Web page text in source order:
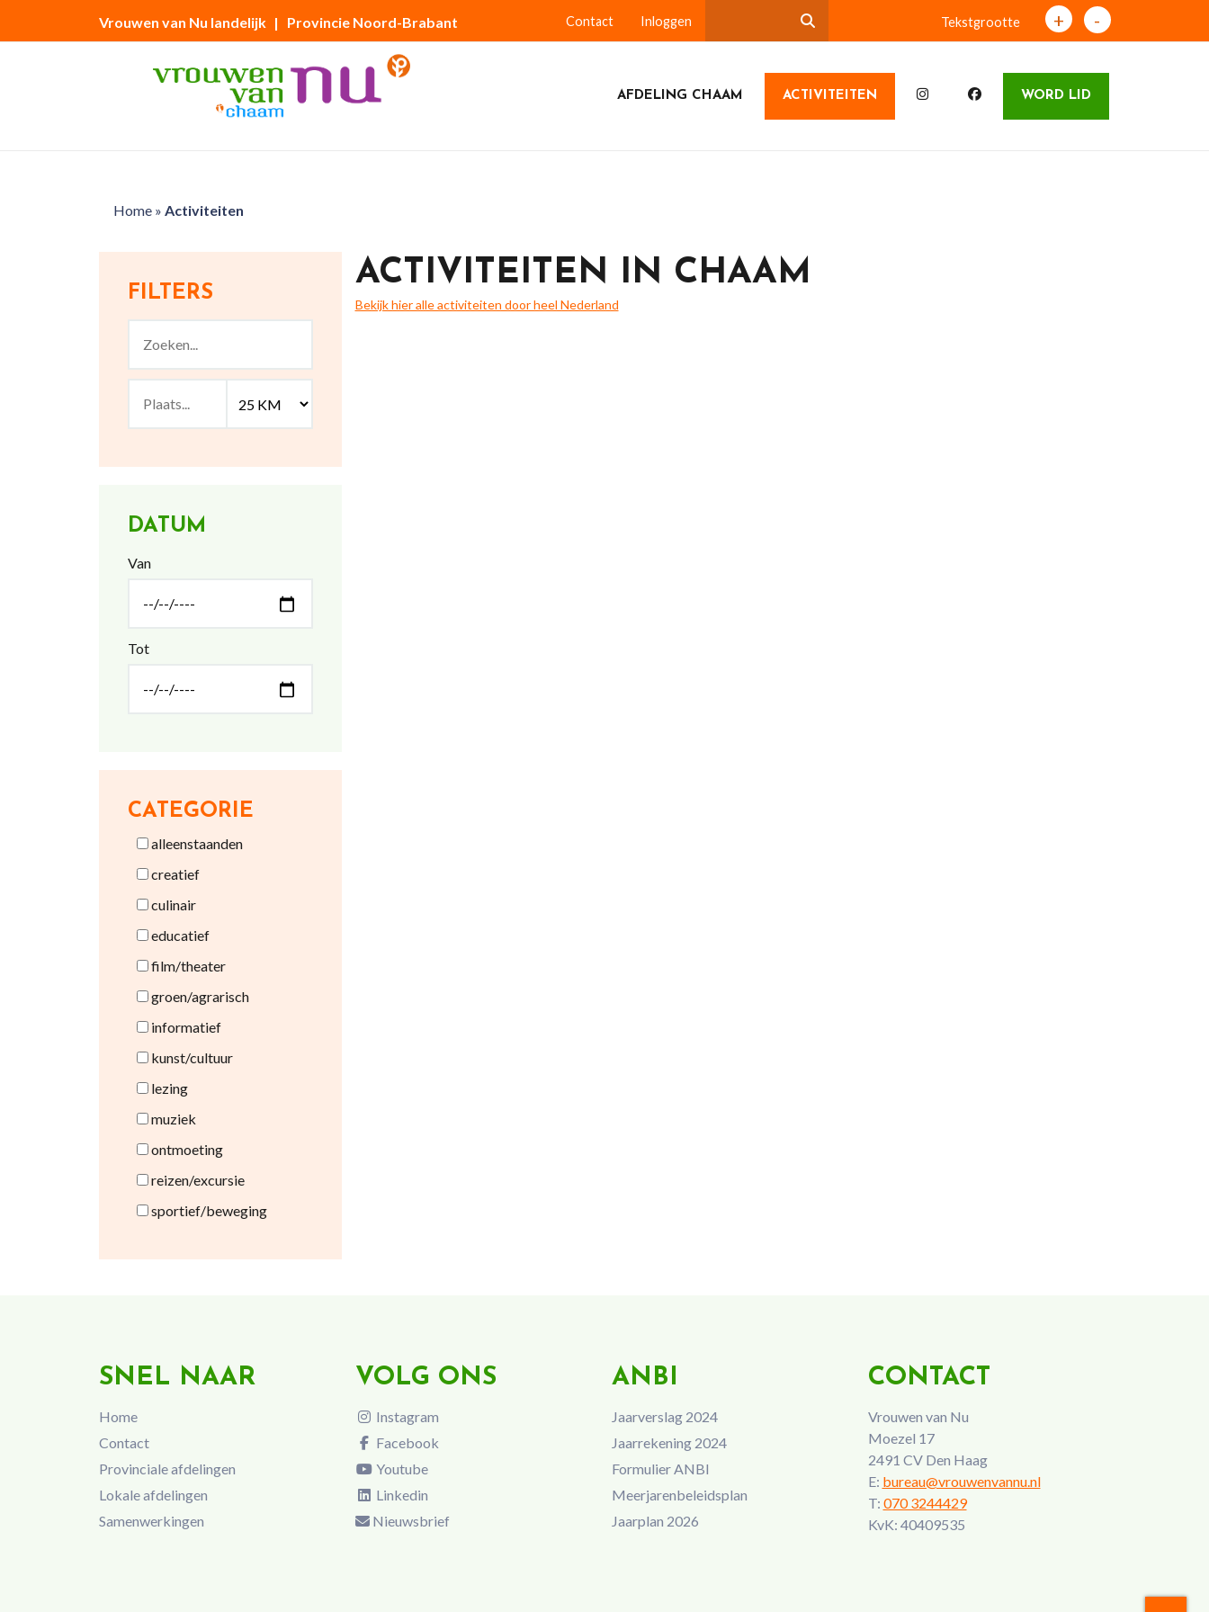
Vrouwen van Nu landelijk | Provincie Noord-Brabant Contact Inloggen Tekstgrootte + -
AFDELING CHAAM ACTIVITEITEN WORD LID
Home» Activiteiten
FILTERS
DATUM
Van
Tot
CATEGORIE
alleenstaanden
creatief
culinair
educatief
film/theater
groen/agrarisch
informatief
kunst/cultuur
lezing
muziek
ontmoeting
reizen/excursie
sportief/beweging
ACTIVITEITEN IN CHAAM
Bekijk hier alle activiteiten door heel Nederland
SNEL NAAR
Home
Contact
Provinciale afdelingen
Lokale afdelingen
Samenwerkingen
VOLG ONS
Instagram
Facebook
Youtube
Linkedin
Nieuwsbrief
ANBI
Jaarverslag 2024
Jaarrekening 2024
Formulier ANBI
Meerjarenbeleidsplan
Jaarplan 2026
CONTACT
Vrouwen van Nu
Moezel 17
2491 CV Den Haag
E: bureau@vrouwenvannu.nl
T: 070 3244429
KvK: 40409535